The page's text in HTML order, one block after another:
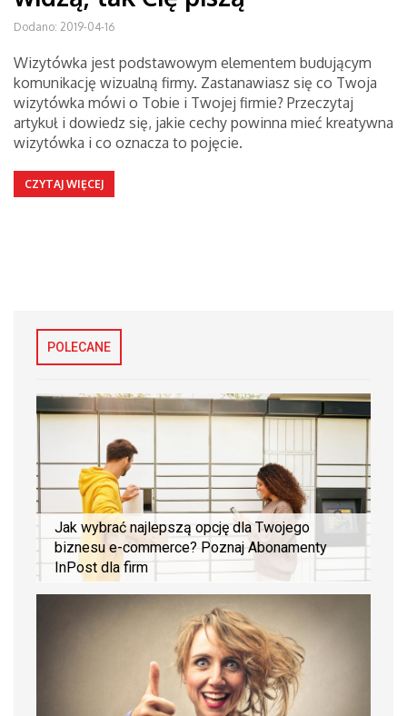
Dodano: 2019-04-16
Wizytówka jest podstawowym elementem budującym
komunikację wizualną firmy. Zastanawiasz się co Twoja
wizytówka mówi o Tobie i Twojej firmie? Przeczytaj
artykuł i dowiedz się, jakie cechy powinna mieć kreatywna
wizytówka i co oznacza to pojęcie.
CZYTAJ WIĘCEJ
POLECANE
Jak wybrać najlepszą opcję dla Twojego
biznesu e-commerce? Poznaj Abonamenty
InPost dla firm